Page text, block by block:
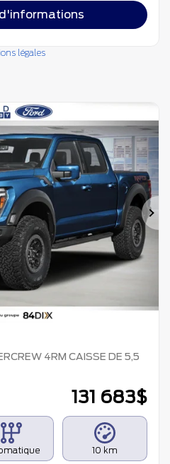
légales
4RM CAISSE DE 5,5
131 683$
10 km